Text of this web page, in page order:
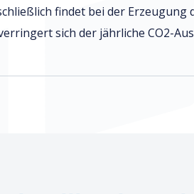
findet bei der
sich der jährliche CO2-